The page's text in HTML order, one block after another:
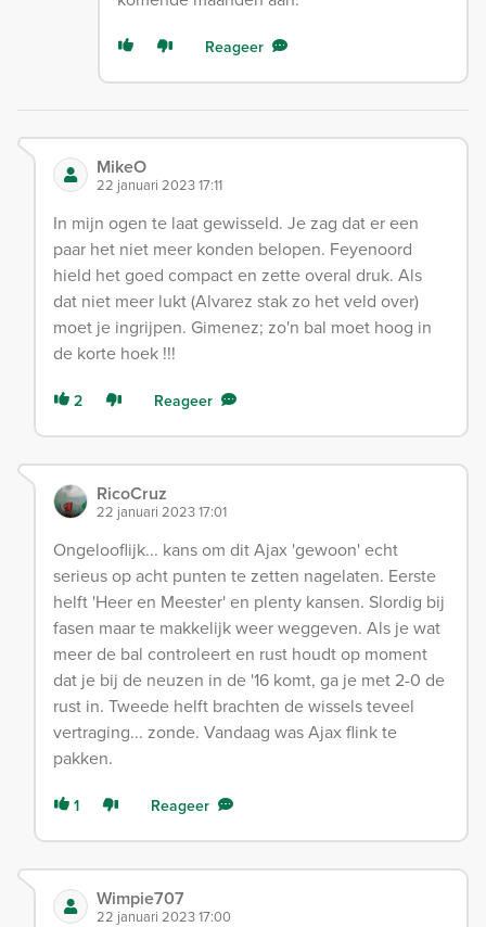
Reageer
MikeO
22 januari 2023 17:11
In mijn ogen te laat gewisseld. Je zag dat er een
paar het niet meer konden belopen. Feyenoord
hield het goed compact en zette overal druk. Als
dat niet meer lukt (Alvarez stak zo het veld over)
moet je ingrijpen. Gimenez; zo'n bal moet hoog in
de korte hoek !!!
2 Reageer
RicoCruz
22 januari 2023 17:01
Ongelooflijk... kans om dit Ajax 'gewoon' echt
serieus op acht punten te zetten nagelaten. Eerste
helft 'Heer en Meester' en plenty kansen. Slordig bij
fasen maar te makkelijk weer weggeven. Als je wat
meer de bal controleert en rust houdt op moment
dat je bij de neuzen in de '16 komt, ga je met 2-0 de
rust in. Tweede helft brachten de wissels teveel
vertraging... zonde. Vandaag was Ajax flink te
pakken.
1 Reageer
Wimpie707
22 januari 2023 17:00